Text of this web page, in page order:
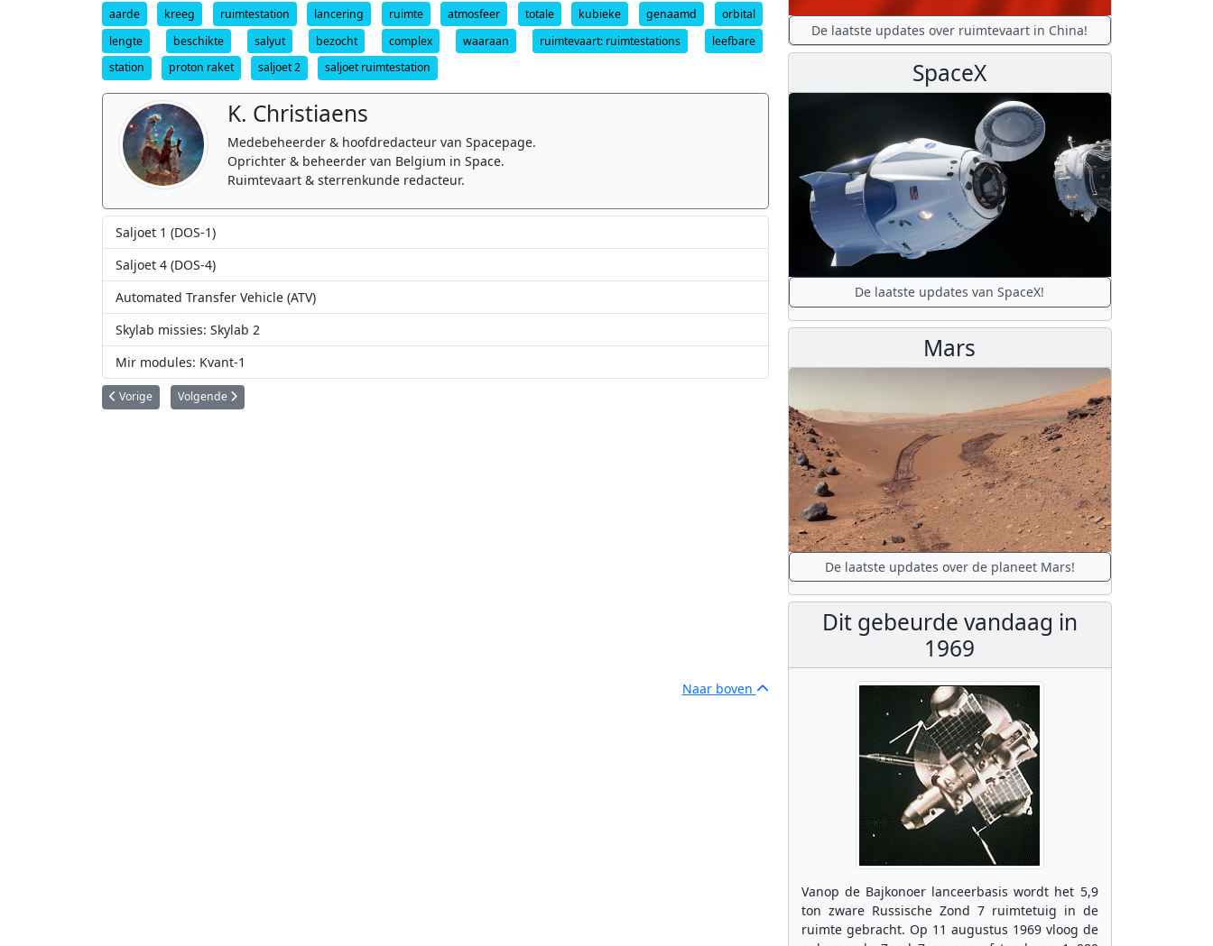
aarde kreeg ruimtestation lancering ruimte atmosfeer totale kubieke genaamd
orbital
lengte
beschikte salyut bezocht complex waaraan ruimtevaart: ruimtestations
leefbare
station
proton raket saljoet 2 saljoet ruimtestation
K. Christiaens
Medebeheerder & hoofdredacteur van Spacepage.
Oprichter & beheerder van Belgium in Space.
Ruimtevaart & sterrenkunde redacteur.
Saljoet 1 (DOS-1)
Saljoet 4 (DOS-4)
Automated Transfer Vehicle (ATV)
Skylab missies: Skylab 2
Mir modules: Kvant-1
Vorig artikel: Saljoet 5 (OPS-3)
Vorige Volgende artikel: Saljoet 6 (DOS-5)
Volgende
Naar boven
De laatste updates over ruimtevaart in China!
SpaceX
De laatste updates van SpaceX!
Mars
De laatste updates over de planeet Mars!
Dit gebeurde vandaag in
1969
Vanop de Bajkonoer lanceerbasis wordt het 5,9
ton zware Russische Zond 7 ruimtetuig in de
ruimte gebracht. Op 11 augustus 1969 vloog de